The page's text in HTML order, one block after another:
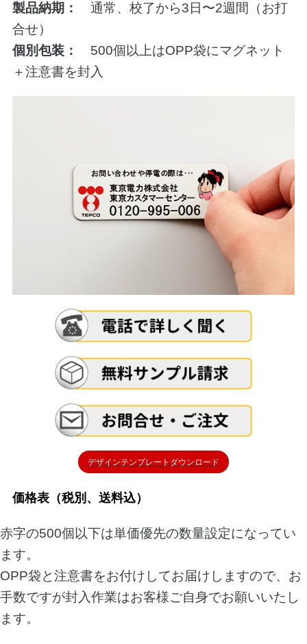
製品納期：
通常、校了から3日〜2週間（お打
合せ）
個別包装：
500個以上はOPP袋にマグネット
＋注意書を封入
デザインテンプレートダウンロード
価格表（税別、送料込）
赤字の500個以下は単価優先の数量設定になってい
ます。
OPP袋と注意書をお付けしてお届けしますので、お
手数ですが封入作業はお客様ご自身でお願いいたし
ます。